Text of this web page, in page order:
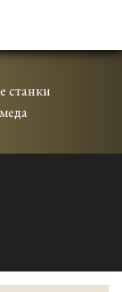
станки